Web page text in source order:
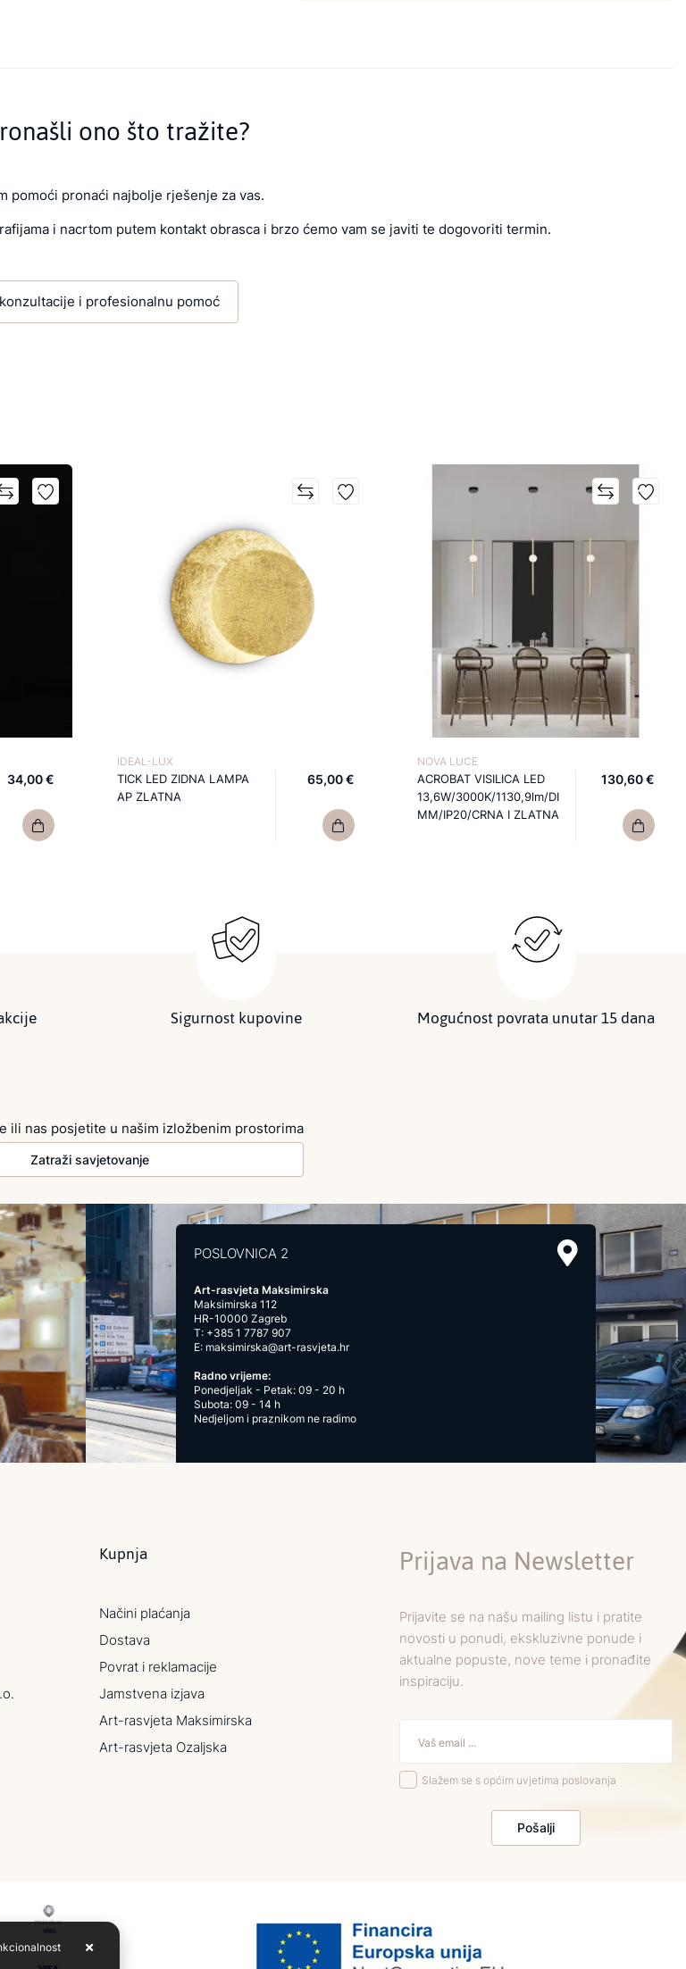
ono što tražite?
pomoći pronaći najbolje rješenje za vas.
i nacrtom putem kontakt obrasca i brzo ćemo vam se javiti te dogovoriti termin.
i profesionalnu pomoć
34,00 €
IDEAL-LUX
TICK LED ZIDNA LAMPA
AP ZLATNA
65,00 €
NOVA LUCE
ACROBAT VISILICA LED
13,6W/3000K/1130,9lm/DI
MM/IP20/CRNA I ZLATNA
130,60 €
Sigurnost kupovine Mogućnost povrata unutar 15 dana
ili nas posjetite u našim izložbenim prostorima
Zatraži savjetovanje
POSLOVNICA 2
Art-rasvjeta Maksimirska
Maksimirska 112
HR-10000 Zagreb
T: +385 1 7787 907
E: maksimirska@art-rasvjeta.hr
Radno vrijeme:
Ponedjeljak - Petak: 09 - 20 h
Subota: 09 - 14 h
Nedjeljom i praznikom ne radimo
Kupnja
Načini plaćanja
Dostava
Povrat i reklamacije
Jamstvena izjava
Art-rasvjeta Maksimirska
Art-rasvjeta Ozaljska
Prijava na Newsletter
Prijavite se na našu mailing listu i pratite
novosti u ponudi, ekskluzivne ponude i
aktualne popuste, nove teme i pronađite
inspiraciju.
Slažem se s općim uvjetima poslovanja
Pošalji